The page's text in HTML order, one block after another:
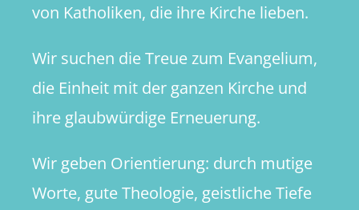
von Katholiken, die ihre Kirche lieben.
Wir suchen die Treue zum Evangelium,
die Einheit mit der ganzen Kirche und
ihre glaubwürdige Erneuerung.
Wir geben Orientierung: durch mutige
Worte, gute Theologie, geistliche Tiefe